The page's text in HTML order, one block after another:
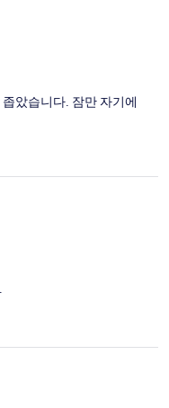
았습니다. 잠만 자기에